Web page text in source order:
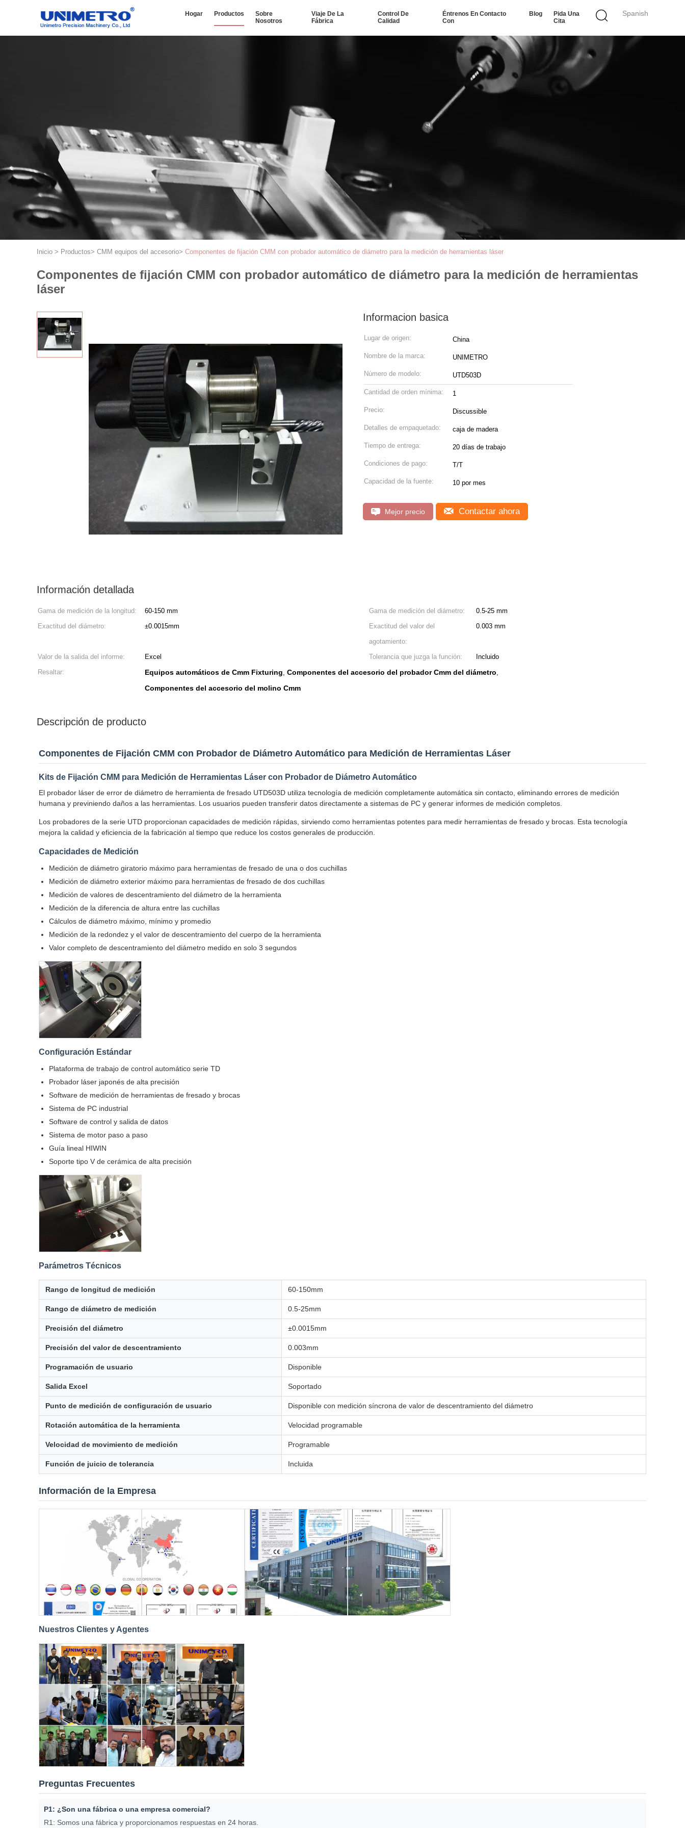
Spanish
Hogar Productos
Sobre
Nosotros
Viaje De La
Fábrica
Control De
Calidad
Éntrenos En Contacto
Con
Blog
Pida Una
Cita
Inicio > Productos> CMM equipos del accesorio> Componentes de fijación CMM con probador automático de diámetro para la medición de herramientas láser
Componentes de fijación CMM con probador automático de diámetro para la medición de herramientas
láser
Informacion basica
Lugar de origen: China
Nombre de la marca: UNIMETRO
Número de modelo: UTD503D
Cantidad de orden mínima: 1
Precio: Discussible
Detalles de empaquetado: caja de madera
Tiempo de entrega: 20 días de trabajo
Condiciones de pago: T/T
Capacidad de la fuente: 10 por mes
Mejor precio Contactar ahora
Información detallada
Gama de medición de la longitud: 60-150 mm Gama de medición del diámetro:
0.5-25 mm
Exactitud del diámetro:
±0.0015mm
Exactitud del valor del
agotamiento:
0.003 mm
Valor de la salida del informe: Excel Tolerancia que juzga la función:
Incluido
Resaltar:
Equipos automáticos de Cmm Fixturing, Componentes del accesorio del probador Cmm del diámetro,
Componentes del accesorio del molino Cmm
Descripción de producto
Componentes de Fijación CMM con Probador de Diámetro Automático para Medición de Herramientas Láser
Kits de Fijación CMM para Medición de Herramientas Láser con Probador de Diámetro Automático
El probador láser de error de diámetro de herramienta de fresado UTD503D utiliza tecnología de medición completamente automática sin contacto, eliminando errores de medición
humana y previniendo daños a las herramientas. Los usuarios pueden transferir datos directamente a sistemas de PC y generar informes de medición completos.
Los probadores de la serie UTD proporcionan capacidades de medición rápidas, sirviendo como herramientas potentes para medir herramientas de fresado y brocas. Esta tecnología
mejora la calidad y eficiencia de la fabricación al tiempo que reduce los costos generales de producción.
Capacidades de Medición
Medición de diámetro giratorio máximo para herramientas de fresado de una o dos cuchillas
Medición de diámetro exterior máximo para herramientas de fresado de dos cuchillas
Medición de valores de descentramiento del diámetro de la herramienta
Medición de la diferencia de altura entre las cuchillas
Cálculos de diámetro máximo, mínimo y promedio
Medición de la redondez y el valor de descentramiento del cuerpo de la herramienta
Valor completo de descentramiento del diámetro medido en solo 3 segundos
Configuración Estándar
Plataforma de trabajo de control automático serie TD
Probador láser japonés de alta precisión
Software de medición de herramientas de fresado y brocas
Sistema de PC industrial
Software de control y salida de datos
Sistema de motor paso a paso
Guía lineal HIWIN
Soporte tipo V de cerámica de alta precisión
Parámetros Técnicos
Rango de longitud de medición 60-150mm
Rango de diámetro de medición 0.5-25mm
Precisión del diámetro ±0.0015mm
Precisión del valor de descentramiento 0.003mm
Programación de usuario Disponible
Salida Excel Soportado
Punto de medición de configuración de usuario Disponible con medición síncrona de valor de descentramiento del diámetro
Rotación automática de la herramienta Velocidad programable
Velocidad de movimiento de medición Programable
Función de juicio de tolerancia Incluida
Información de la Empresa
Nuestros Clientes y Agentes
Preguntas Frecuentes
P1: ¿Son una fábrica o una empresa comercial?
R1: Somos una fábrica y proporcionamos respuestas en 24 horas.